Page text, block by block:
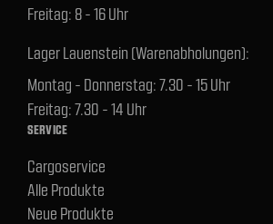
Freitag: 8 - 16 Uhr
Lager Lauenstein (Warenabholungen):
Montag - Donnerstag: 7.30 - 15 Uhr
Freitag: 7.30 - 14 Uhr
SERVICE
Cargoservice
Alle Produkte
Neue Produkte